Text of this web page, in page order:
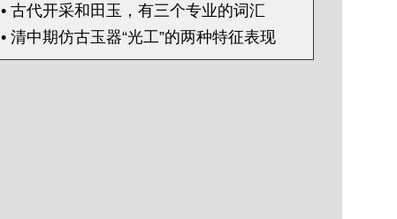
• 古代开采和田玉，有三个专业的词汇
• 清中期仿古玉器“光工”的两种特征表现